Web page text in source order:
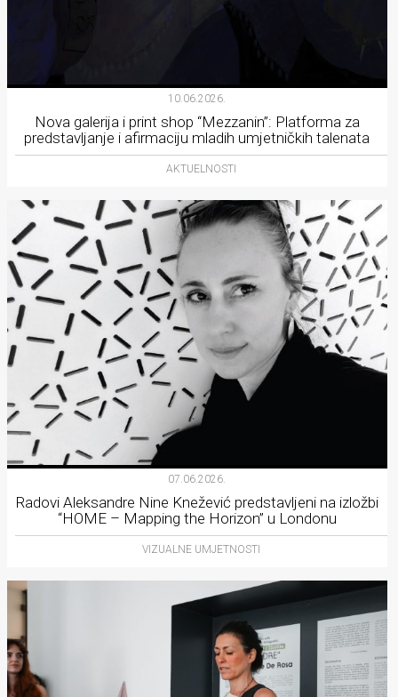
10.06.2026.
Nova galerija i print shop “Mezzanin”: Platforma za
predstavljanje i afirmaciju mladih umjetničkih talenata
AKTUELNOSTI
07.06.2026.
Radovi Aleksandre Nine Knežević predstavljeni na izložbi
“HOME – Mapping the Horizon” u Londonu
VIZUALNE UMJETNOSTI